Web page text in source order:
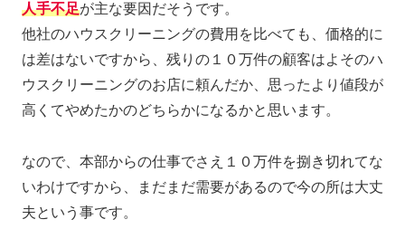
人手不足が主な要因だそうです。
他社のハウスクリーニングの費用を比べても、価格的に
は差はないですから、残りの１０万件の顧客はよそのハ
ウスクリーニングのお店に頼んだか、思ったより値段が
高くてやめたかのどちらかになるかと思います。
なので、本部からの仕事でさえ１０万件を捌き切れてな
いわけですから、まだまだ需要があるので今の所は大丈
夫という事です。